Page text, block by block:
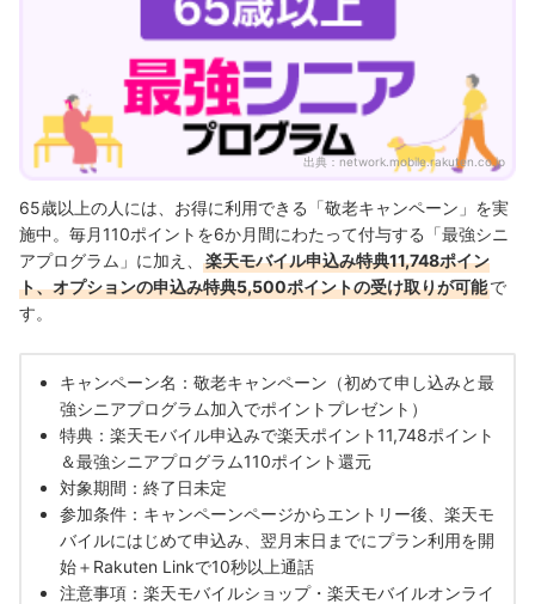
出典：network.mobile.rakuten.co.jp
65歳以上の人には、お得に利用できる「敬老キャンペーン」を実
施中。毎月110ポイントを6か月間にわたって付与する「最強シニ
アプログラム」に加え、
楽天モバイル申込み特典11,748ポイン
ト、オプションの申込み特典5,500ポイントの受け取りが可能で
す。
キャンペーン名：敬老キャンペーン（初めて申し込みと最
強シニアプログラム加入でポイントプレゼント）
特典：楽天モバイル申込みで楽天ポイント11,748ポイント
＆最強シニアプログラム110ポイント還元
対象期間：終了日未定
参加条件：キャンペーンページからエントリー後、楽天モ
バイルにはじめて申込み、翌月末日までにプラン利用を開
始＋Rakuten Linkで10秒以上通話
注意事項：楽天モバイルショップ・楽天モバイルオンライ